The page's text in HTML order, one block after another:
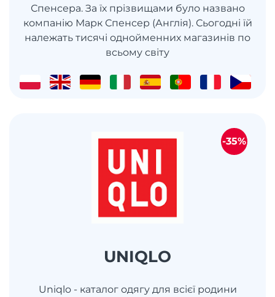
Спенсера. За їх прізвищами було названо
компанію Марк Спенсер (Англія). Сьогодні їй
належать тисячі однойменних магазинів по
всьому світу
UNIQLO
Uniqlo - каталог одягу для всієї родини
-35%